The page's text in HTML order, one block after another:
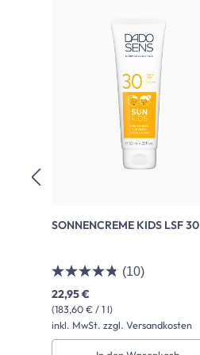
SONNENCREME KIDS LSF 30
(10)
(183,60 € / 1 l)
22,95 €
inkl. MwSt. zzgl. Versandkosten